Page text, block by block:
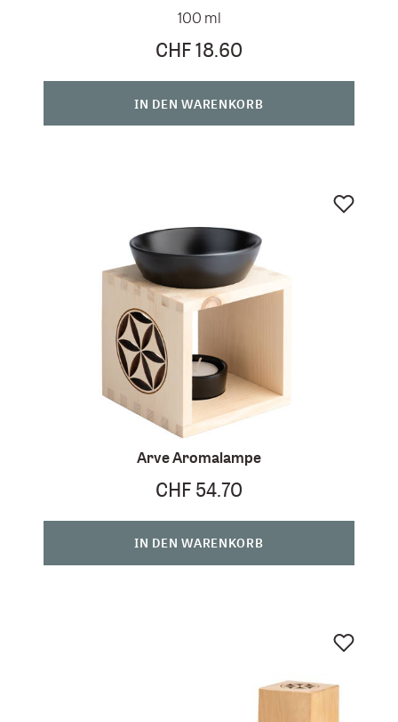
100 ml
CHF 18.60
IN DEN WARENKORB
Arve Aromalampe
CHF 54.70
IN DEN WARENKORB